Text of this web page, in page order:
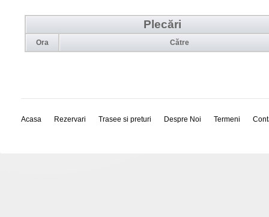
Plecări
Ora Către
Acasa Rezervari Trasee si preturi Despre Noi Termeni